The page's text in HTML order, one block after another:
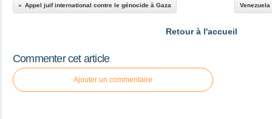
Appel juif international contre le génocide à Gaza
Retour à l'accueil
Commenter cet article
Ajouter un commentaire